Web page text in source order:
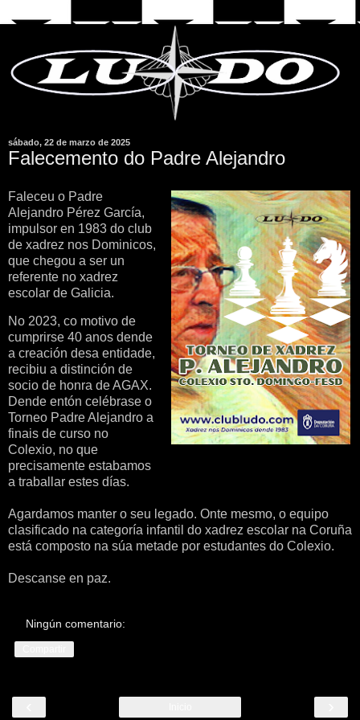
sábado, 22 de marzo de 2025
Falecemento do Padre Alejandro
Faleceu o Padre
Alejandro Pérez García,
impulsor en 1983 do club
de xadrez nos Dominicos,
que chegou a ser un
referente no xadrez
escolar de Galicia.
No 2023, co motivo de
cumprirse 40 anos dende
a creación desa entidade,
recibiu a distinción de
socio de honra de AGAX.
Dende entón celébrase o
Torneo Padre Alejandro a
finais de curso no
Colexio, no que
precisamente estabamos
a traballar estes días.
Agardamos manter o seu legado. Onte mesmo, o equipo
clasificado na categoría infantil do xadrez escolar na Coruña
está composto na súa metade por estudantes do Colexio.
Descanse en paz.
Ningún comentario: